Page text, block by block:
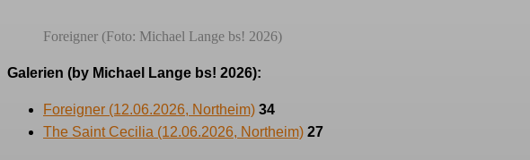
Foreigner (Foto: Michael Lange bs! 2026)
Galerien (by Michael Lange bs! 2026):
Foreigner (12.06.2026, Northeim) 34
The Saint Cecilia (12.06.2026, Northeim) 27